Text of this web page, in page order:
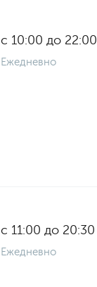
с 10:00 до 22:00
Ежедневно
с 11:00 до 20:30
Ежедневно